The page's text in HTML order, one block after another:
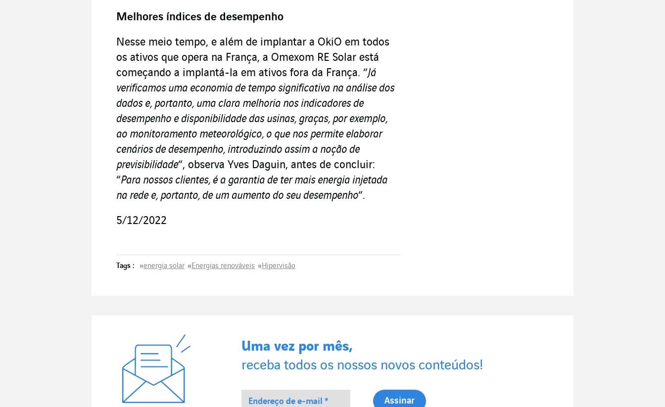
Melhores índices de desempenho
Nesse meio tempo, e além de implantar a OkiO em todos
os ativos que opera na França, a Omexom RE Solar está
começando a implantá-la em ativos fora da França. “Já
verificamos uma economia de tempo significativa na análise dos
dados e, portanto, uma clara melhoria nos indicadores de
desempenho e disponibilidade das usinas, graças, por exemplo,
ao monitoramento meteorológico, o que nos permite elaborar
cenários de desempenho, introduzindo assim a noção de
previsibilidade“, observa Yves Daguin, antes de concluir:
“Para nossos clientes, é a garantia de ter mais energia injetada
na rede e, portanto, de um aumento do seu desempenho“.
5/12/2022
Tags : #energia solar #Energias renováveis #Hipervisão
Uma vez por mês,
receba todos os nossos novos conteúdos!